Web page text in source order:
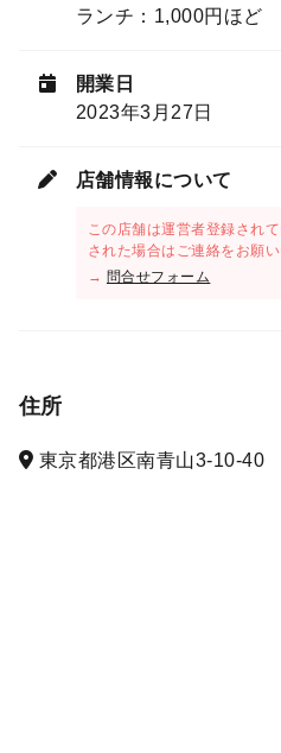
ランチ：1,000円ほど
開業日
2023年3月27日
店舗情報について
この店舗は運営者登録され
された場合はご連絡をお願い
→ 問合せフォーム
住所
東京都港区南青山3-10-40